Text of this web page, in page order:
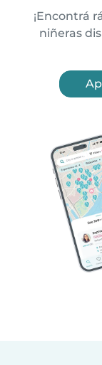
¡Encontrá
niñeras